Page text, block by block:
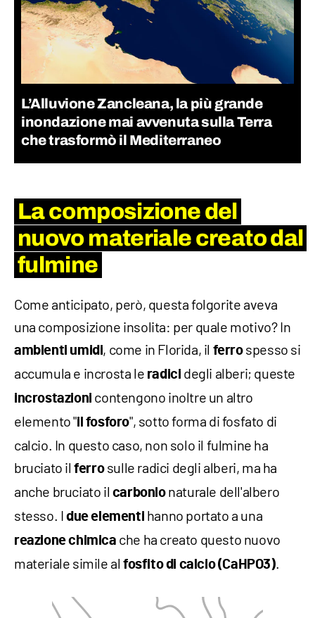
L’Alluvione Zancleana, la più grande
inondazione mai avvenuta sulla Terra
che trasformò il Mediterraneo
La composizione del
nuovo materiale creato dal
fulmine
Come anticipato, però, questa folgorite aveva
una composizione insolita: per quale motivo? In
ambienti umidi, come in Florida, il ferrospesso si
accumula e incrosta le radici degli alberi; queste
incrostazioni contengono inoltre un altro
elemento "il fosforo", sotto forma di fosfato di
calcio. In questo caso, non solo il fulmine ha
bruciato ilferrosulle radici degli alberi, ma ha
anche bruciato il carbonionaturale dell'albero
stesso. I due elementi hanno portato a una
reazione chimica che ha creato questo nuovo
materiale simile alfosfito di calcio (CaHPO3).